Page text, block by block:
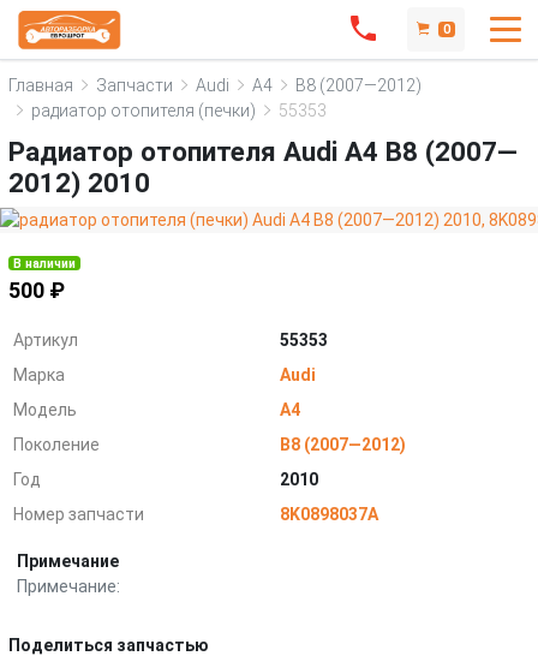
0
Главная Запчасти Audi A4
B8 (2007—2012)
радиатор отопителя (печки)
55353
Радиатор отопителя Audi A4 B8 (2007—
2012) 2010
В наличии
500 ₽
Артикул
55353
Марка
Audi
Модель
A4
Поколение
B8 (2007—2012)
Год
2010
Номер запчасти
8K0898037A
Примечание
Примечание:
Поделиться запчастью